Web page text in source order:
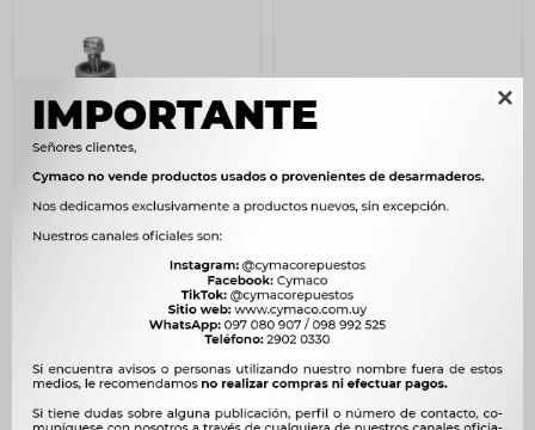

BOMBA AGUA - PEUGEOT
404D DOS SALIDAS -
$ 2.391
1.983
CALENTADOR CITROEN -
PEUGEOT 404 504
RASTROJERO 11V RAPIDO
=4434 =BGA.218A
$400 $ 410
$340